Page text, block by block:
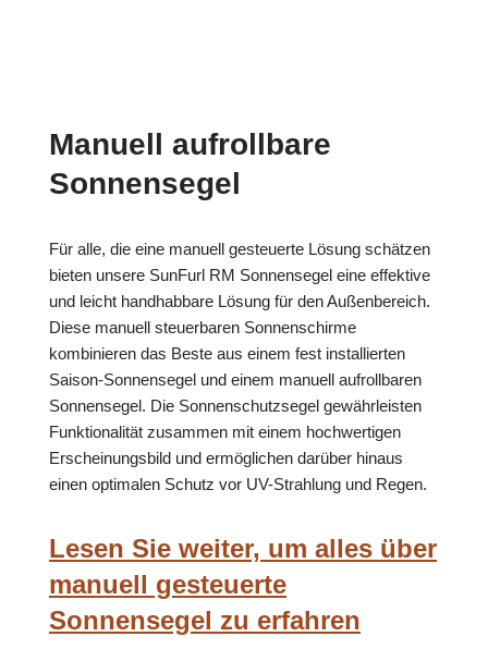
Manuell aufrollbare
Sonnensegel
Für alle, die eine manuell gesteuerte Lösung schätzen
bieten unsere SunFurl RM Sonnensegel eine effektive
und leicht handhabbare Lösung für den Außenbereich.
Diese manuell steuerbaren Sonnenschirme
kombinieren das Beste aus einem fest installierten
Saison-Sonnensegel und einem manuell aufrollbaren
Sonnensegel. Die Sonnenschutzsegel gewährleisten
Funktionalität zusammen mit einem hochwertigen
Erscheinungsbild und ermöglichen darüber hinaus
einen optimalen Schutz vor UV-Strahlung und Regen.
Lesen Sie weiter, um alles über
manuell gesteuerte
Sonnensegel zu erfahren